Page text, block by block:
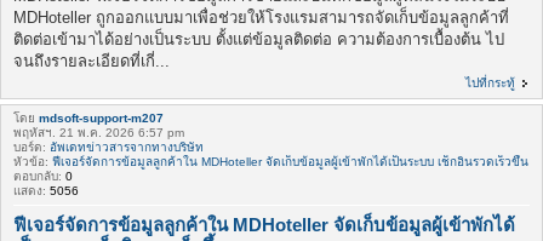
MDHoteller ถูกออกแบบมาเพื่อช่วยให้โรงแรมสามารถจัดเก็บข้อมูลลูกค้าที่
ติดต่อเข้ามาได้อย่างเป็นระบบ ตั้งแต่ข้อมูลติดต่อ ความต้องการเบื้องต้น ไป
จนถึงรายละเอียดที่เกี่...
ไปที่กระทู้
โดย mdsoft-support-m207
พฤหัสฯ. 21 พ.ค. 2026 6:57 pm
บอร์ด: อัพเดทข่าวสารจากทางบริษัท
หัวข้อ: ฟีเจอร์จัดการข้อมูลลูกค้าใน MDHoteller จัดเก็บข้อมูลผู้เข้าพักได้เป็นระบบ เช็กอินรวดเร็วขึ้น
ตอบกลับ: 0
แสดง: 5056
ฟีเจอร์จัดการข้อมูลลูกค้าใน MDHoteller จัดเก็บข้อมูลผู้เข้าพักได้